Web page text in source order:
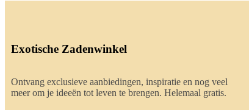
Exotische Zadenwinkel
Ontvang exclusieve aanbiedingen, inspiratie en nog veel
meer om je ideeën tot leven te brengen. Helemaal gratis.